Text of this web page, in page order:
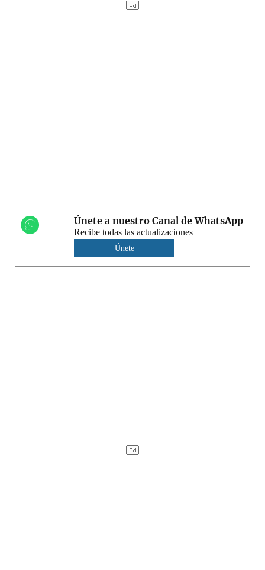
Únete a nuestro Canal de WhatsApp
Recibe todas las actualizaciones
Únete